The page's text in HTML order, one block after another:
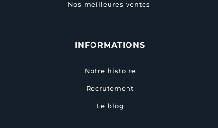
Nos meilleures ventes
INFORMATIONS
Notre histoire
Recrutement
Le blog